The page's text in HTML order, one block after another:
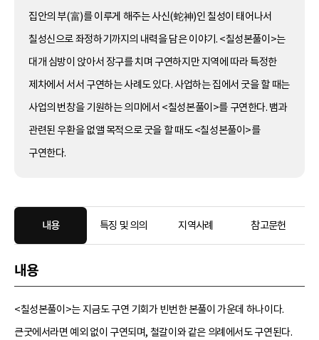
집안의 부(富)를 이루게 해주는 사신(蛇神)인 칠성이 태어나서
칠성신으로 좌정하기까지의 내력을 담은 이야기. <칠성본풀이>는
대개 심방이 앉아서 장구를 치며 구연하지만 지역에 따라 특정한
제차에서 서서 구연하는 사례도 있다. 사업하는 집에서 굿을 할 때는
사업의 번창을 기원하는 의미에서 <칠성본풀이>를 구연한다. 뱀과
관련된 우환을 없앨 목적으로 굿을 할 때도 <칠성본풀이>를
구연한다.
내용 특징 및 의의 지역사례 참고문헌
내용
<칠성본풀이>는 지금도 구연 기회가 빈번한 본풀이 가운데 하나이다.
큰굿에서라면 예외 없이 구연되며, 철갈이와 같은 의례에서도 구연된다.